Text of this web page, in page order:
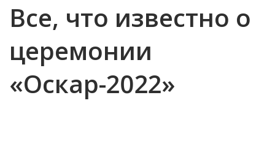
Все, что известно о
церемонии
«Оскар-2022»